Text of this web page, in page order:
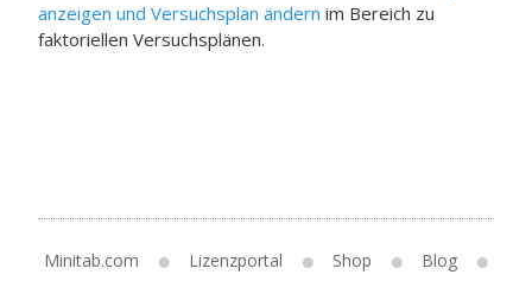
anzeigen und Versuchsplan ändern im Bereich zu
faktoriellen Versuchsplänen.
Minitab.com Lizenzportal Shop
Blog